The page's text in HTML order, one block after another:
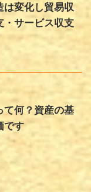
は変化し貿易収
・サービス収支
て何？資産の基
です